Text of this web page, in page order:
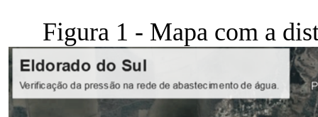
Figura 1 - Mapa com a